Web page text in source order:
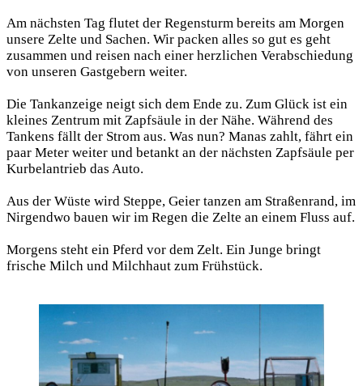
Am nächsten Tag flutet der Regensturm bereits am Morgen
unsere Zelte und Sachen. Wir packen alles so gut es geht
zusammen und reisen nach einer herzlichen Verabschiedung
von unseren Gastgebern weiter.
Die Tankanzeige neigt sich dem Ende zu. Zum Glück ist ein
kleines Zentrum mit Zapfsäule in der Nähe. Während des
Tankens fällt der Strom aus. Was nun? Manas zahlt, fährt ein
paar Meter weiter und betankt an der nächsten Zapfsäule per
Kurbelantrieb das Auto.
Aus der Wüste wird Steppe, Geier tanzen am Straßenrand, im
Nirgendwo bauen wir im Regen die Zelte an einem Fluss auf.
Morgens steht ein Pferd vor dem Zelt. Ein Junge bringt
frische Milch und Milchhaut zum Frühstück.